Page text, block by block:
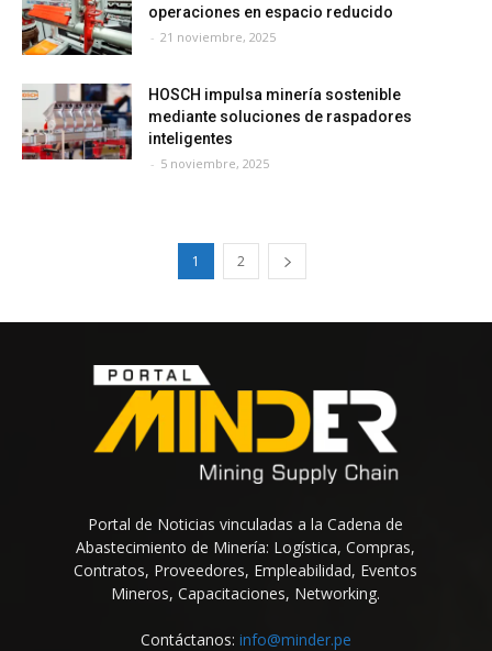
operaciones en espacio reducido
- 21 noviembre, 2025
HOSCH impulsa minería sostenible
mediante soluciones de raspadores
inteligentes
- 5 noviembre, 2025
1 2
Portal de Noticias vinculadas a la Cadena de
Abastecimiento de Minería: Logística, Compras,
Contratos, Proveedores, Empleabilidad, Eventos
Mineros, Capacitaciones, Networking.
Contáctanos: info@minder.pe